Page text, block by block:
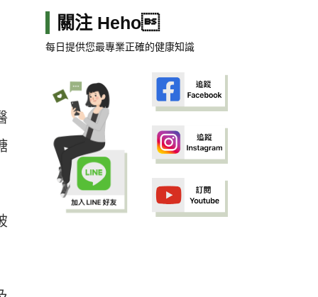
關注 Heho
每日提供您最專業正確的健康知識